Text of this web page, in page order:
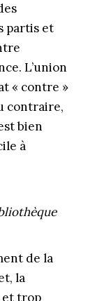
partis et
L’union
« contre »
contraire,
bien
à
de la
la
et trop